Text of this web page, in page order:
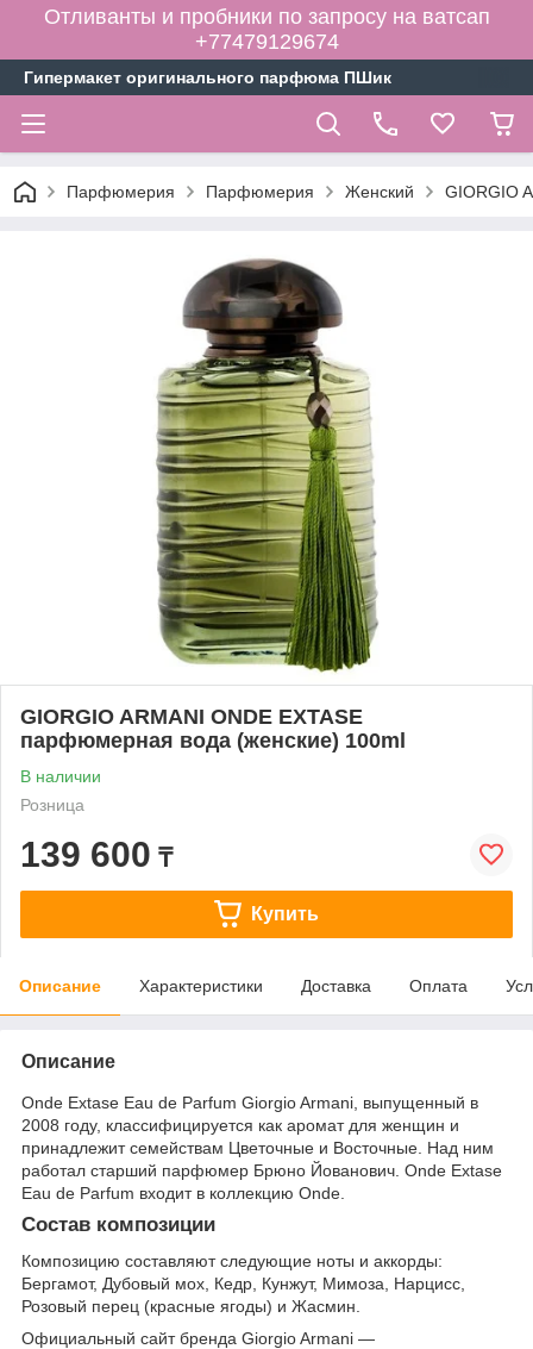
Отливанты и пробники по запросу на ватсап
+77479129674
Гипермакет оригинального парфюма ПШик
Парфюмерия Парфюмерия Женский GIORGIO
GIORGIO ARMANI ONDE EXTASE
парфюмерная вода (женские) 100ml
В наличии
Розница
139 600 ₸
Купить
Описание Характеристики Доставка Оплата
Описание
Onde Extase Eau de Parfum Giorgio Armani, выпущенный в
2008 году, классифицируется как аромат для женщин и
принадлежит семействам Цветочные и Восточные. Над ним
работал старший парфюмер Брюно Йованович. Onde Extase
Eau de Parfum входит в коллекцию Onde.
Состав композиции
Композицию составляют следующие ноты и аккорды:
Бергамот, Дубовый мох, Кедр, Кунжут, Мимоза, Нарцисс,
Розовый перец (красные ягоды) и Жасмин.
Официальный сайт бренда Giorgio Armani —